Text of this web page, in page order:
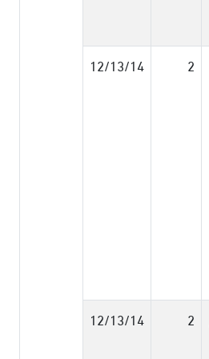
2
12/13/14
2
12/13/14